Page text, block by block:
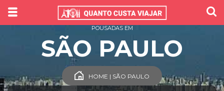
POUSADAS EM
SÃO PAULO
HOME | SÃO PAULO